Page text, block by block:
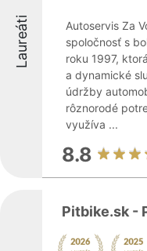
Laureáti
Autoservis Za
spoločnosť s
roku 1997,
a dynamické
údržby
rôznorodé
využíva ...
8.8
Pitbike.sk -